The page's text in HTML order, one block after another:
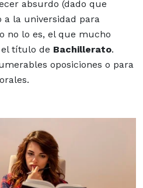
absurdo (dado que
a la universidad para
no lo es, el que mucho
título de Bachillerato.
oposiciones o para